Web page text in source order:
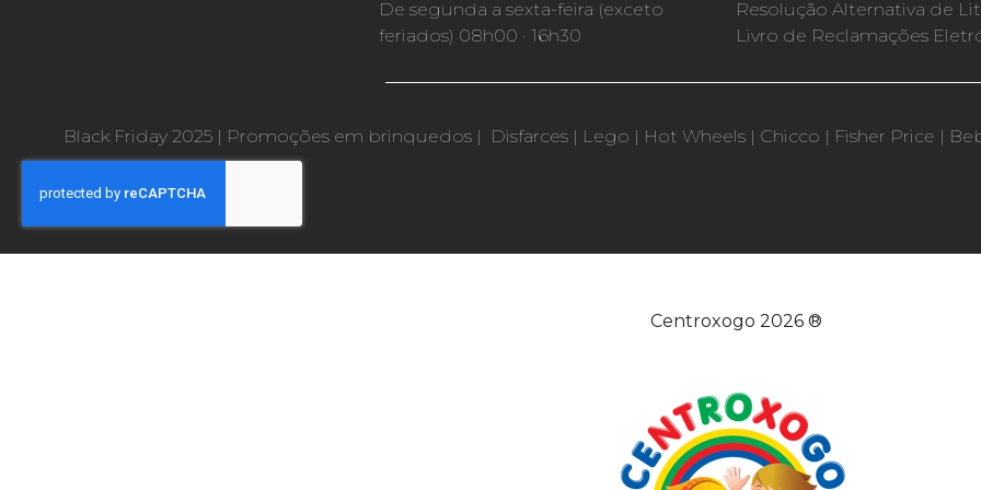
De segunda a sexta-feira (exceto
feriados) 08h00 · 16h30
Resolução Alternativa de
Livro de Reclamações
Black Friday 2025 | Promoções em brinquedos | Disfarces | Lego | Hot Wheels | Chicco | Fisher Price |
Centroxogo 2026 ®